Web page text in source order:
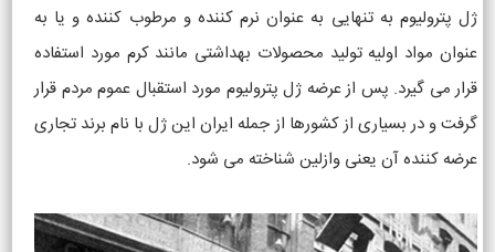
ژل پترولیوم به تنهایی به عنوان نرم کننده و مرطوب کننده و یا به
عنوان مواد اولیه تولید محصولات بهداشتی مانند کرم مورد استفاده
قرار می گیرد. پس از عرضه ژل پترولیوم مورد استقبال عموم مردم قرار
گرفت و در بسیاری از کشورها از جمله ایران این ژل با نام برند تجاری
عرضه کننده آن یعنی وازلین شناخته می شود.